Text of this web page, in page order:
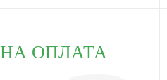
ОПЛАТА